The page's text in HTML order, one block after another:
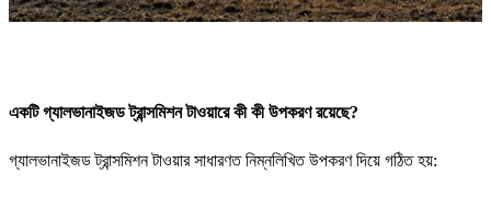
একটি গ্যালভানাইজড ট্রান্সমিশন টাওয়ারে কী কী উপকরণ রয়েছে?
গ্যালভানাইজড ট্রান্সমিশন টাওয়ার সাধারণত নিম্নলিখিত উপকরণ দিয়ে গঠিত হয়: